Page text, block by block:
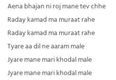
Aena bhajan ni roj mane tev chhe
Raday kamad ma muraat rahe
Raday kamad ma muraat rahe
Tyare aa dil ne aaram male
Jyare mane mari khodal male
Jyare mane mari khodal male